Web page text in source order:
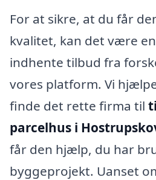
For at sikre, at du får
kvalitet, kan det være
indhente tilbud fra
vores platform. Vi
finde det rette firma til
parcelhus i
får den hjælp, du har
byggeprojekt. Uanset